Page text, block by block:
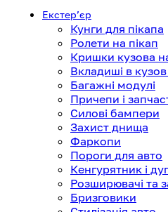
Екстерʼєр
Кунги для пікапа
Ролети на пікап
Кришки кузова
Вкладиші в кузов
Багажні модулі
Причепи і
Силові бампери
Захист днища
Фаркопи
Пороги для авто
Кенгурятник і
Розширювачі та
Бризговики